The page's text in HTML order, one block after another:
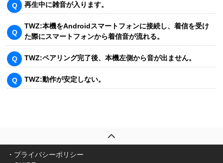
再生中に雑音が入ります。
TWZ:本機をAndroidスマートフォンに接続し、着信を受け
た際にスマートフォンから着信音が流れる。
TWZ:ペアリング完了後、本機左側から音が出ません。
TWZ:動作が安定しない。
プライバシーポリシー